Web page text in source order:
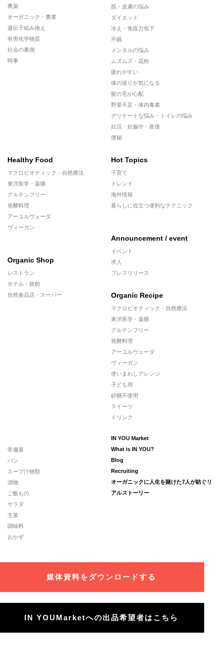
農薬
オーガニック・農業
遺伝子組み換え
有害化学物質
社会の裏側
時事
肌・皮膚の悩み
ダイエット
冷え・免疫力低下
不眠
メンタルの悩み
ムズムズ・花粉
疲れやすい
体の巡りが気になる
髪の毛が心配
野菜不足・体内毒素
デリケートな悩み・トイレの悩み
妊活・妊娠中・産後
便秘
Healthy Food
マクロビオティック・自然療法
東洋医学・薬膳
グルテンフリー
発酵料理
アーユルヴェーダ
ヴィーガン
Organic Shop
レストラン
ホテル・旅館
自然食品店・スーパー
Hot Topics
子育て
トレンド
海外情報
暮らしに役立つ便利なテクニック
Announcement / event
イベント
求人
プレスリリース
Organic Recipe
マクロビオティック・自然療法
東洋医学・薬膳
グルテンフリー
発酵料理
アーユルヴェーダ
ヴィーガン
使いまわしアレンジ
子ども用
砂糖不使用
スイーツ
ドリンク
常備菜
パン
スープ汁物類
漬物
ご飯もの
サラダ
主菜
調味料
おかず
IN YOU Market
What is IN YOU?
Blog
Recruiting
オーガニックに人生を賭けた7人が紡ぐリ
アルストーリー
媒体資料をダウンロードする
IN YOUMarketへの出品希望者はこちら